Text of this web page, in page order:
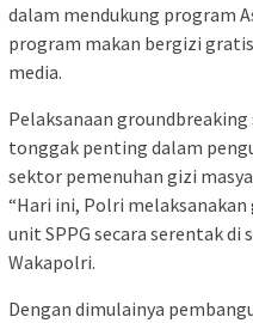
dalam mendukung program
program makan bergizi
media.
Pelaksanaan
tonggak penting dalam
sektor pemenuhan gizi
“Hari ini, Polri melaksanakan
unit SPPG secara serentak di
Wakapolri.
Dengan dimulainya